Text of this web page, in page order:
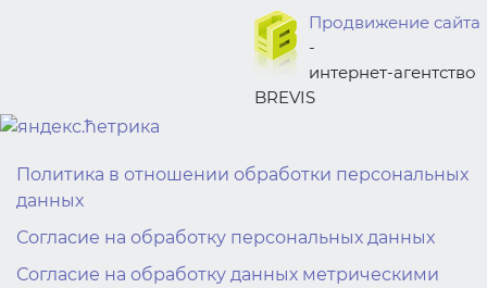
Продвижение сайта
-
интернет-агентство
BREVIS
bewin999 bewin999
bewin999 bewin999
Политика в отношении обработки персональных
данных
Согласие на обработку персональных данных
Согласие на обработку данных метрическими